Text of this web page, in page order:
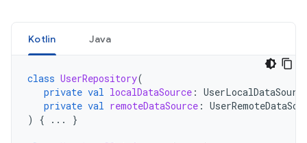
Kotlin Java
class UserRepository(
private val localDataSource :
private val remoteDataSource :
)
{ ... }